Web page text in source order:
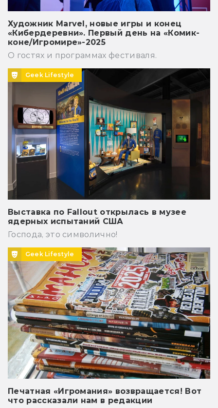
Художник Marvel, новые игры и конец
«Кибердеревни». Первый день на «Комик-
коне/Игромире»-2025
О гостях и программах фестиваля.
Geek Lifestyle
Выставка по Fallout открылась в музее
ядерных испытаний США
Господа, это символично!
Geek Lifestyle
Печатная «Игромания» возвращается! Вот
что рассказали нам в редакции